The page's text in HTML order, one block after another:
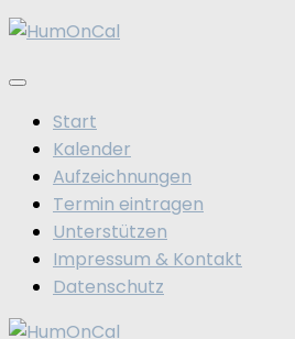
Zum
springen
Start
Kalender
Aufzeichnungen
Termin eintragen
Unterstützen
Impressum & Kontakt
Datenschutz